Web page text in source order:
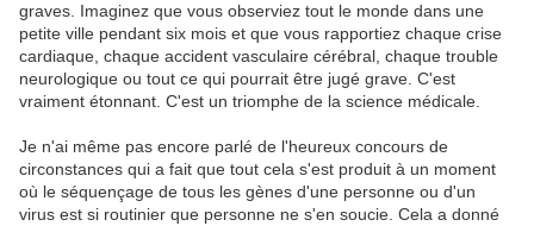
graves. Imaginez que vous observiez tout le monde dans une
petite ville pendant six mois et que vous rapportiez chaque crise
cardiaque, chaque accident vasculaire cérébral, chaque trouble
neurologique ou tout ce qui pourrait être jugé grave. C'est
vraiment étonnant. C'est un triomphe de la science médicale.
Je n'ai même pas encore parlé de l'heureux concours de
circonstances qui a fait que tout cela s'est produit à un moment
où le séquençage de tous les gènes d'une personne ou d'un
virus est si routinier que personne ne s'en soucie. Cela a donné